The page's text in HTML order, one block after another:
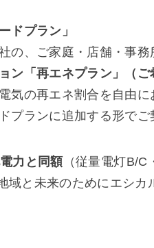
ドプラン」
の、ご家庭・店舗・事務
ン「再エネプラン」（ご
気の再エネ割合を自由に
プランに追加する形でご
力と同額 （従量電灯B/C
域と未来のためにエシカ